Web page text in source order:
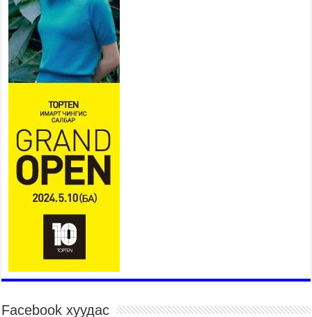
2026 оны 7 сар 15 / 11 цаг 14 минут
Үер усны аюулаас сэргийлж, нийслэлийн Онцгой
байдлын газрын 162 алба хаагч үүрэг гүйцэтгэж
байна
2026 оны 7 сар 15 / 11 цаг 07 минут
мэргэнээ сорьж байна
2026 оны 7 сар 15 / 11 цаг 03 минут
Төв цэнгэлдэхийн эргэн тойронд
2026 оны 7 сар 15 / 10 цаг 58 минут
Үндэсний их баяр наадмын шагайн харваа
насанд хүрэгчдийн багийн харваагаар
үргэлжилж байна
2026 оны 7 сар 15 / 10 цаг 52 минут
Үндэсний их баяр наадмын хүчит бөхийн
барилдаан эхэллээ
“Дээлтэй монгол наадам” боллоо
Facebook хуудас